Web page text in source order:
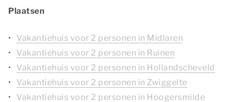
Plaatsen
Vakantiehuis voor 2 personen in Midlaren
Vakantiehuis voor 2 personen in Ruinen
Vakantiehuis voor 2 personen in Hollandscheveld
Vakantiehuis voor 2 personen in Zwiggelte
Vakantiehuis voor 2 personen in Hoogersmilde